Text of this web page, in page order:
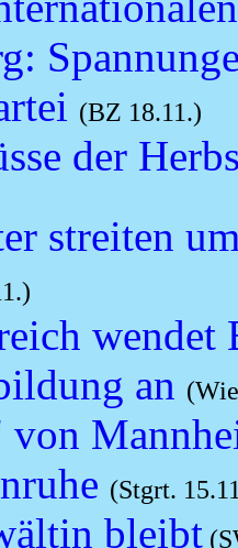
(BZ 18.11.)
der
streiten
an
(Stgrt.
bleibt